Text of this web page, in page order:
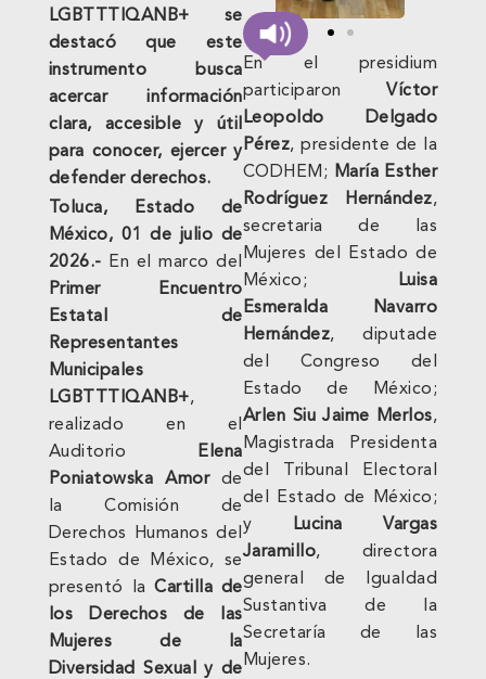
LGBTTTIQANB+ se
destacó que este
instrumento busca
acercar información
clara, accesible y útil
para conocer, ejercer y
defender derechos.
Toluca, Estado de
México, 01 de julio de
2026.- En el marco del
Primer Encuentro
Estatal de
Representantes
Municipales
LGBTTTIQANB+,
realizado en el
Auditorio
Elena
Poniatowska Amorde
la Comisión de
Derechos Humanos del
Estado de México, se
presentó laCartilla de
los Derechos de las
Mujeres de la
Diversidad Sexual y de
En el presidium
participaronVíctor
Leopoldo Delgado
Pérez, presidente de la
CODHEM; María Esther
Rodríguez Hernández,
secretaria de las
Mujeres del Estado de
México; Luisa
Esmeralda Navarro
Hernández, diputade
del Congreso del
Estado de México;
Arlen Siu Jaime Merlos,
Magistrada Presidenta
del Tribunal Electoral
del Estado de México;
y Lucina Vargas
Jaramillo, directora
general de Igualdad
Sustantiva de la
Secretaría de las
Mujeres.